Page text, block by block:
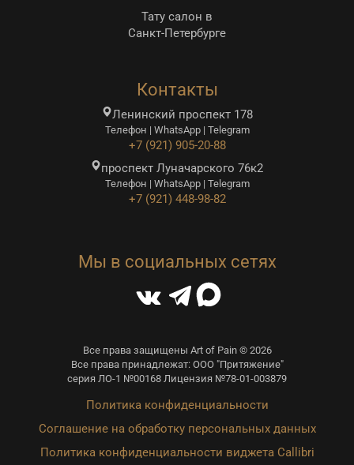
Тату салон в
Санкт-Петербурге
Контакты
Ленинский проспект 178
Телефон | WhatsApp | Telegram
+7 (921) 905-20-88
проспект Луначарского 76к2
Телефон | WhatsApp | Telegram
+7 (921) 448-98-82
Мы в социальных сетях
Все права защищены Art of Pain © 2026
Все права принадлежат: ООО "Притяжение"
серия ЛО-1 №00168 Лицензия №78-01-003879
Политика конфиденциальности
Соглашение на обработку персональных данных
Политика конфиденциальности виджета Callibri